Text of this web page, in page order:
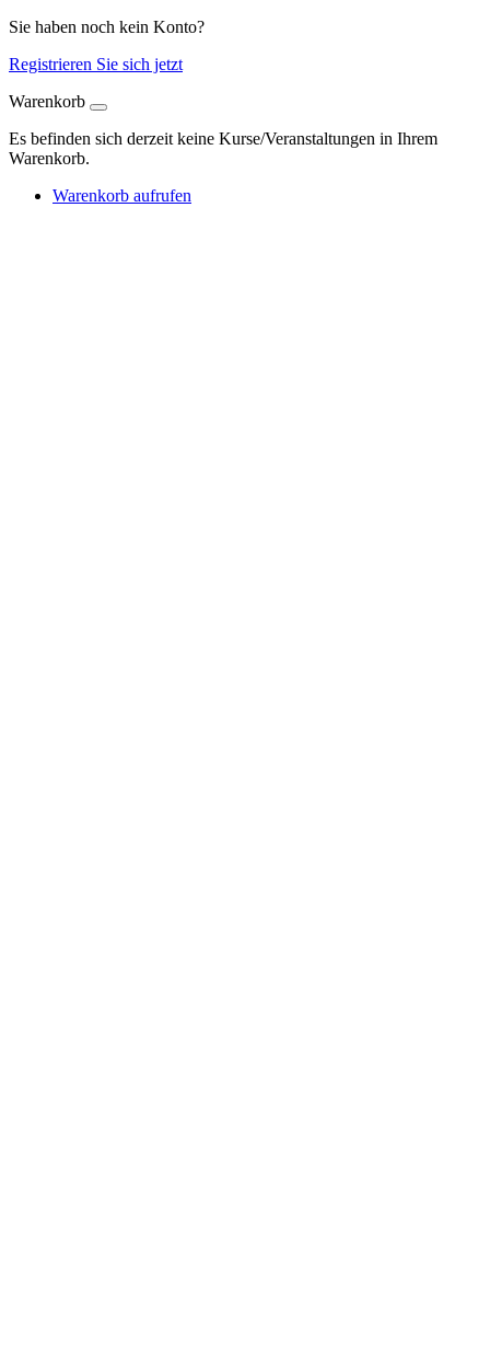
Sie haben noch kein Konto?
Registrieren Sie sich jetzt
Warenkorb
Es befinden sich derzeit keine Kurse/Veranstaltungen in Ihrem
Warenkorb.
Warenkorb aufrufen